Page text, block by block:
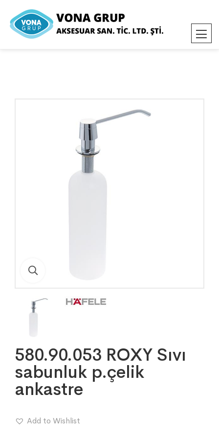
580.90.053 ROXY Sıvı
sabunluk p.çelik
ankastre
Add to Wishlist